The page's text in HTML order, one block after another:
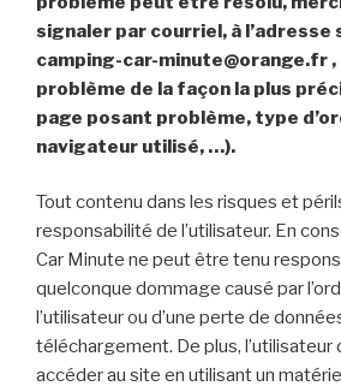
signaler par courriel, à l’adresse
camping-car-minute@orange.fr ,
problème de la façon la plus
page posant problème, type
navigateur utilisé, …).
Tout contenu dans les risques et
responsabilité de l’utilisateur. En
Car Minute ne peut être tenu
quelconque dommage causé par
l’utilisateur ou d’une perte de
téléchargement. De plus, l’utilisateur
accéder au site en utilisant un